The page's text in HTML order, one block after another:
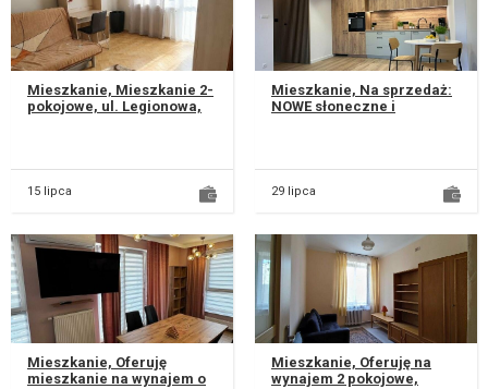
Mieszkanie, Mieszkanie 2-
pokojowe, ul. Legionowa,
15 lipca
Mieszkanie, Na sprzedaż:
NOWE słoneczne i
29 lipca
Mieszkanie, Oferuję
mieszkanie na wynajem o
Mieszkanie, Oferuję na
wynajem 2 pokojowe,